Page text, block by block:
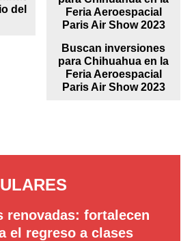
del
Buscan inversiones
para Chihuahua en la
Feria Aeroespacial
Paris Air Show 2023
renovadas: fortalecen
el regreso a clases